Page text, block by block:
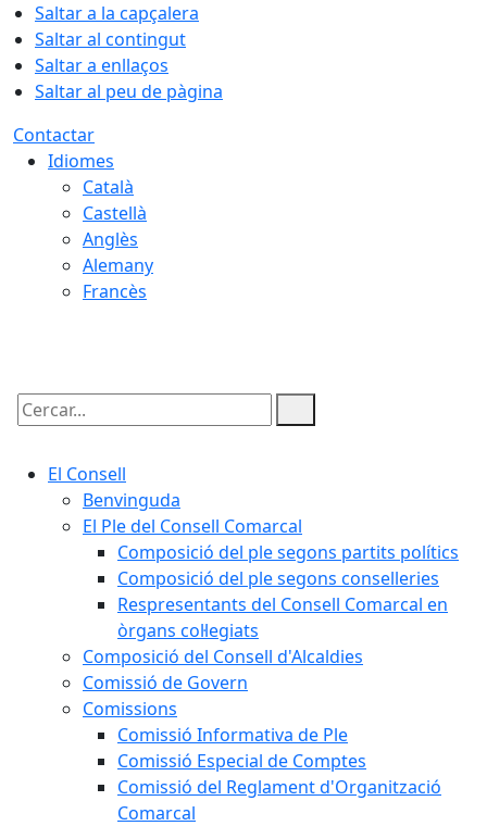
Saltar a la capçalera
Saltar al contingut
Saltar a enllaços
Saltar al peu de pàgina
Contactar
Idiomes
Català
Castellà
Anglès
Alemany
Francès
Cercar:
El Consell
Benvinguda
El Ple del Consell Comarcal
Composició del ple segons partits polítics
Composició del ple segons conselleries
Respresentants del Consell Comarcal en
òrgans col·legiats
Composició del Consell d'Alcaldies
Comissió de Govern
Comissions
Comissió Informativa de Ple
Comissió Especial de Comptes
Comissió del Reglament d'Organització
Comarcal